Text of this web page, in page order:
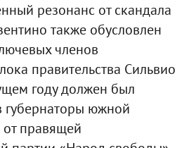
резонанс от скандала
также обусловлен
членов
правительства Сильвио
году должен был
губернаторы южной
правящей